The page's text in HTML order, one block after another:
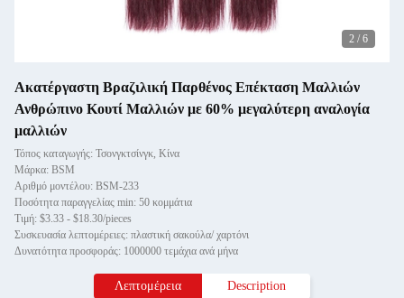
2 / 6
Ακατέργαστη Βραζιλική Παρθένος Επέκταση Μαλλιών
Ανθρώπινο Κουτί Μαλλιών με 60% μεγαλύτερη αναλογία
μαλλιών
Τόπος καταγωγής: Τσονγκτσίνγκ, Κίνα
Μάρκα: BSM
Αριθμό μοντέλου: BSM-233
Ποσότητα παραγγελίας min: 50 κομμάτια
Τιμή: $3.33 - $18.30/pieces
Συσκευασία λεπτομέρειες: πλαστική σακούλα/ χαρτόνι
Δυνατότητα προσφοράς: 1000000 τεμάχια ανά μήνα
Λεπτομέρεια Description